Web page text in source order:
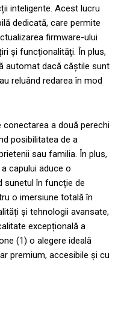
inteligente. Acest lucru
dedicată, care permite
firmware-ului
și funcționalități. În plus,
automat dacă căștile sunt
reluând redarea în mod
conectarea a două perechi
posibilitatea de a
sau familia. În plus,
capului aduce o
sunetul în funcție de
o imersiune totală în
și tehnologii avansate,
excepțională a
(1) o alegere ideală
premium, accesibile și cu